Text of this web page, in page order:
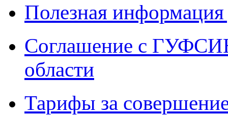
Полезная
Соглашение с
области
Тарифы за